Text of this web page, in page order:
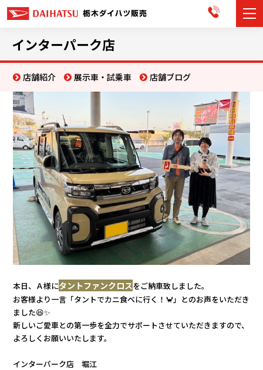
展示車・試乗車
お知らせ
イベント・キャンペーン
ご購入者サポート
アフターサポート
会社情報
インターパーク店
店舗紹介 展示車・試乗車 店舗ブログ
本日、Ａ様にタントファンクロスをご納車致しました。
お客様より一言「タントでカニ食べに行く！🦀」とのお声をいただき
ました😆✨
新しいご愛車との第一歩を全力でサポートさせていただきますので、
よろしくお願いいたします。
インターパーク店 堀江